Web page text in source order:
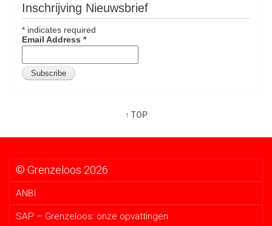
Inschrijving Nieuwsbrief
* indicates required
Email Address *
↑ TOP
© Grenzeloos 2026
ANBI
SAP – Grenzeloos: onze opvattingen